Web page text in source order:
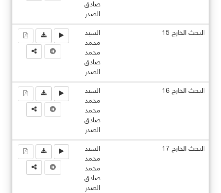
صادق
الصدر
البحث الخارج 15
السيد
محمد
محمد
صادق
الصدر
البحث الخارج 16
السيد
محمد
محمد
صادق
الصدر
البحث الخارج 17
السيد
محمد
محمد
صادق
الصدر